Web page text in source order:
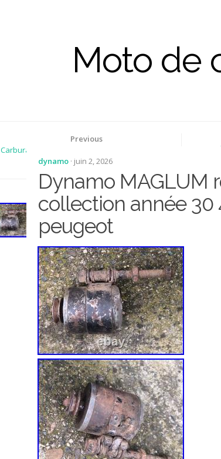
Moto de
Previous
Carburateur gurtner 16 alcyon AS3 moto collection
hirondelle française diamant
Kit
dynamo · juin 2, 2026
Dynamo MAGLUM
collection année 30
peugeot